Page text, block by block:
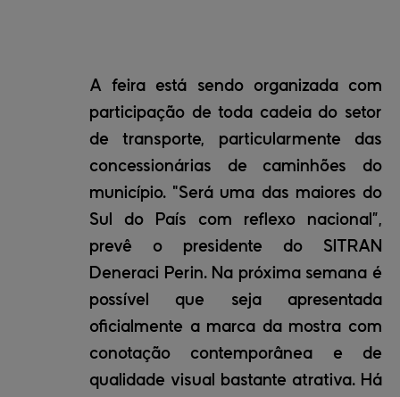
A feira está sendo organizada com
participação de toda cadeia do setor
de transporte, particularmente das
concessionárias de caminhões do
município. "Será uma das maiores do
Sul do País com reflexo nacional”,
prevê o presidente do SITRAN
Deneraci Perin. Na próxima semana é
possível que seja apresentada
oficialmente a marca da mostra com
conotação contemporânea e de
qualidade visual bastante atrativa. Há